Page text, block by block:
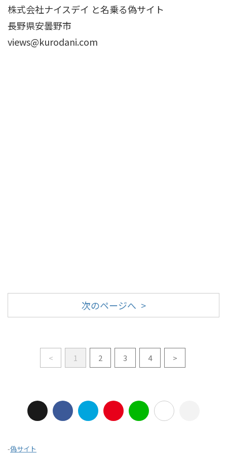
株式会社ナイスデイ と名乗る偽サイト
長野県安曇野市
views@kurodani.com
次のページへ >
< 1 2 3 4 >
-偽サイト